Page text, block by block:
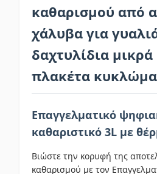
καθαρισμού από
χάλυβα για
δαχτυλίδια
πλακέτα
Επαγγελματικό
καθαριστικό 3L με
Βιώστε την κορυφή της
καθαρισμού με τον